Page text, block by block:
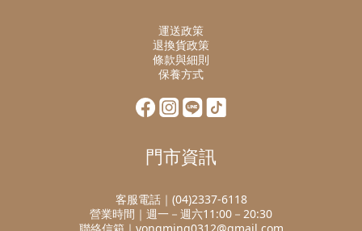
運送政策
退換貨政策
條款與細則
保養方式
門市資訊
客服電話｜(04)2337-6118
營業時間｜週一－週六11:00－20:30